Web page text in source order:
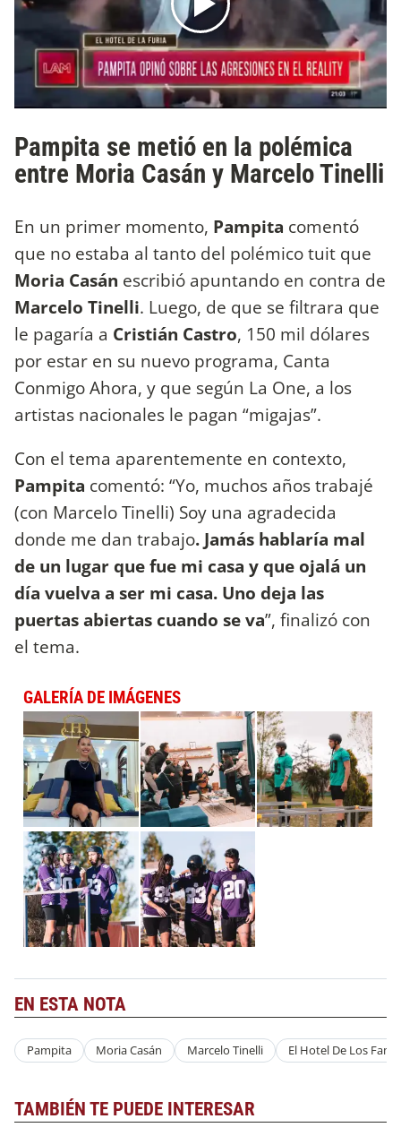
Pampita se metió en la polémica
entre Moria Casán y Marcelo Tinelli
En un primer momento, Pampita comentó
que no estaba al tanto del polémico tuit que
Moria Casán escribió apuntando en contra de
Marcelo Tinelli. Luego, de que se filtrara que
le pagaría a Cristián Castro, 150 mil dólares
por estar en su nuevo programa, Canta
Conmigo Ahora, y que según La One, a los
artistas nacionales le pagan “migajas”.
Con el tema aparentemente en contexto,
Pampita comentó: “Yo, muchos años trabajé
(con Marcelo Tinelli) Soy una agradecida
donde me dan trabajo. Jamás hablaría mal
de un lugar que fue mi casa y que ojalá un
día vuelva a ser mi casa. Uno deja las
puertas abiertas cuando se va”, finalizó con
el tema.
GALERÍA DE IMÁGENES
EN ESTA NOTA
Pampita Moria Casán Marcelo Tinelli El Hotel De Los
TAMBIÉN TE PUEDE INTERESAR